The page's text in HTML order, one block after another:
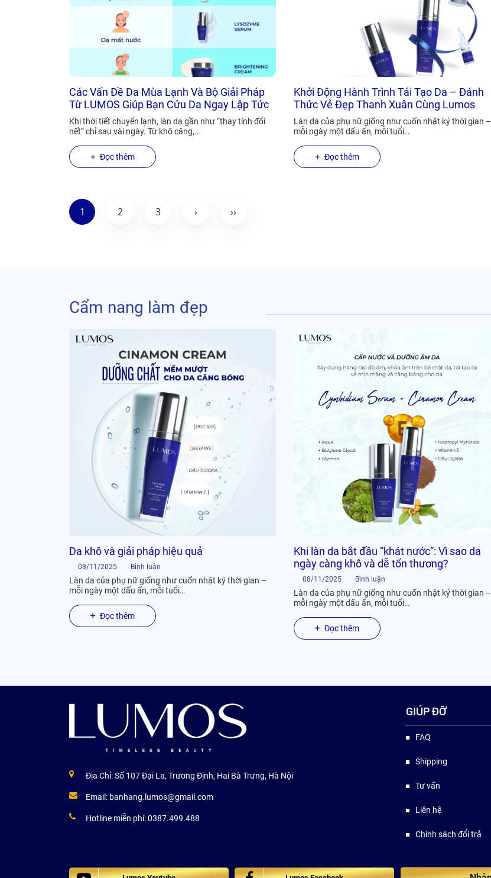
Các Vấn Đề Da Mùa Lạnh Và Bộ Giải Pháp
Từ LUMOS Giúp Bạn Cứu Da Ngay Lập Tức
Khi thời tiết chuyển lạnh, làn da gần như “thay tính đổi
nết” chỉ sau vài ngày. Từ khô căng,…
Đọc thêm
Khởi Động Hành Trình Tái Tạo Da – Đánh
Thức Vẻ Đẹp Thanh Xuân Cùng Lumos
Làn da của phụ nữ giống như cuốn nhật ký thời gian –
mỗi ngày một dấu ấn, mỗi tuổi…
Đọc thêm
1 2 3 › ››
Cẩm nang làm đẹp
Da khô và giải pháp hiệu quả
08/11/2025 Bình luận
Làn da của phụ nữ giống như cuốn nhật ký thời gian –
mỗi ngày một dấu ấn, mỗi tuổi…
Đọc thêm
Khi làn da bắt đầu “khát nước”: Vì sao da
ngày càng khô và dễ tổn thương?
08/11/2025 Bình luận
Làn da của phụ nữ giống như cuốn nhật ký thời gian –
mỗi ngày một dấu ấn, mỗi tuổi…
Đọc thêm
Địa Chỉ: Số 107 Đại La, Trương Định, Hai Bà Trưng, Hà Nội
Email: banhang.lumos@gmail.com
Hotline miễn phí:0387.499.488
GIÚP ĐỠ
FAQ
Shipping
Tư vấn
Liên hệ
Chính sách đổi trả